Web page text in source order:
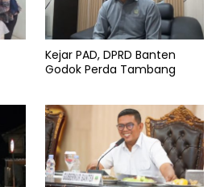
Kejar PAD, DPRD Banten
Godok Perda Tambang